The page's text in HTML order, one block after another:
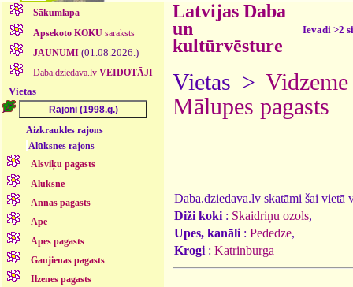
Sākumlapa
Apsekoto KOKUsaraksts
JAUNUMI (01.08.2026.)
Daba.dziedava.lv VEIDOTĀJI
Vietas
Aizkraukles rajons
Alūksnes rajons
Alsviķu pagasts
Alūksne
Annas pagasts
Ape
Apes pagasts
Gaujienas pagasts
Ilzenes pagasts
Latvijas Daba
un
kultūrvēsture
Ievadi >2
Vietas > Vidzeme
Mālupes pagasts
Daba.dziedava.lv skatāmi šai vietā
Diži koki : Skaidriņu ozols,
Upes, kanāli : Pededze,
Krogi : Katrinburga